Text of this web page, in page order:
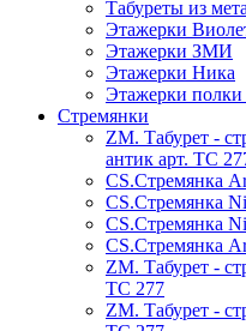
Табуреты из
Этажерки
Этажерки ЗМИ
Этажерки Ника
Этажерки
Стремянки
ZM. Табурет -
антик арт. ТС
CS.Стремянка
CS.Стремянка
CS.Стремянка
CS.Стремянка
ZM. Табурет -
ТС 277
ZM. Табурет -